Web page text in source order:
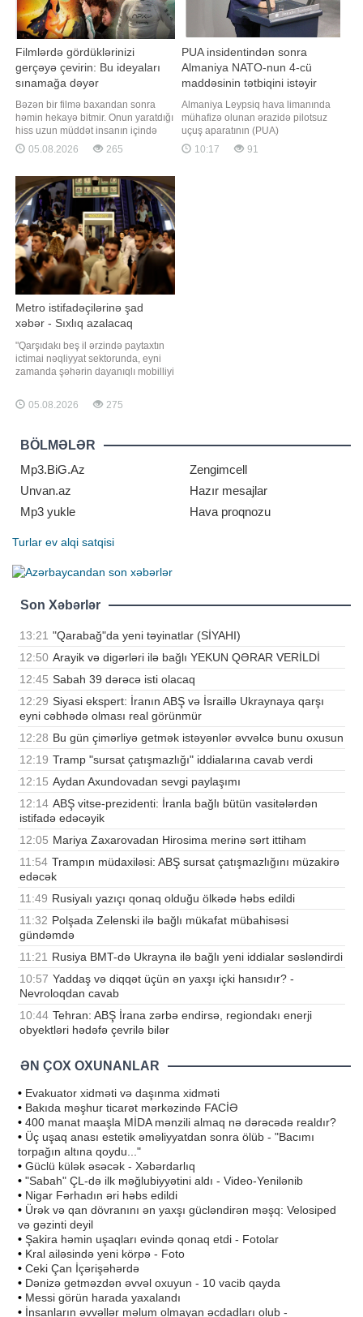
Filmlərdə gördüklərinizi
gerçəyə çevirin: Bu ideyaları
sınamağa dəyər
Bəzən bir filmə baxandan sonra
həmin hekayə bitmir. Onun yaratdığı
hiss uzun müddət insanın içində
qalır və "mən də bunu yaşamaq
istəyirəm" fikri yaranır. Romantik
və ya dostlarla çimərlik əyləncəsi.
Sevdiyiniz filmlərdən ilham alaraq
yay tətilindəki ad
05.08.2026 265
PUA insidentindən sonra
Almaniya NATO-nun 4-cü
maddəsinin tətbiqini istəyir
Almaniya Leypsiq hava limanında
mühafizə olunan ərazidə pilotsuz
uçuş aparatının (PUA)
aşkarlanmasından sonra NATO
Nizamnaməsinin 4-cü maddəsinə
10:17 91
Metro istifadəçilərinə şad
xəbər - Sıxlıq azalacaq
"Qarşıdakı beş il ərzində paytaxtın
ictimai nəqliyyat sektorunda, eyni
zamanda şəhərin dayanıqlı mobilliyi
yaranacaq". "Qafqazinfo" xəbər verir
ki, "Bakı Metropoliteni"nin mətbuat
Məmmədov jurnalistlərə
açıqlamasınd
05.08.2026 275
BÖLMƏLƏR
Mp3.BiG.Az
Zengimcell
Unvan.az
Hazır mesajlar
Mp3 yukle
Hava proqnozu
Turlar ev alqi satqisi
Son Xəbərlər
13:21 "Qarabağ"da yeni təyinatlar (SİYAHI)
12:50 Arayik və digərləri ilə bağlı YEKUN QƏRAR VERİLDİ
12:45 Sabah 39 dərəcə isti olacaq
12:29 Siyasi ekspert: İranın ABŞ və İsraillə Ukraynaya qarşı
eyni cəbhədə olması real görünmür
12:28 Bu gün çimərliyə getmək istəyənlər əvvəlcə bunu oxusun
12:19 Tramp "sursat çatışmazlığı" iddialarına cavab verdi
12:15 Aydan Axundovadan sevgi paylaşımı
12:14 ABŞ vitse-prezidenti: İranla bağlı bütün vasitələrdən
istifadə edəcəyik
12:05 Mariya Zaxarovadan Hirosima merinə sərt ittiham
11:54 Trampın müdaxiləsi: ABŞ sursat çatışmazlığını müzakirə
edəcək
11:49 Rusiyalı yazıçı qonaq olduğu ölkədə həbs edildi
11:32 Polşada Zelenski ilə bağlı mükafat mübahisəsi
gündəmdə
11:21 Rusiya BMT-də Ukrayna ilə bağlı yeni iddialar səsləndirdi
10:57 Yaddaş və diqqət üçün ən yaxşı içki hansıdır? -
Nevroloqdan cavab
10:44 Tehran: ABŞ İrana zərbə endirsə, regiondakı enerji
obyektləri hədəfə çevrilə bilər
ƏN ÇOX OXUNANLAR
• Evakuator xidməti və daşınma xidməti
• Bakıda məşhur ticarət mərkəzində FACİƏ
• 400 manat maaşla MİDA mənzili almaq nə dərəcədə realdır?
• Üç uşaq anası estetik əməliyyatdan sonra ölüb - "Bacımı
torpağın altına qoydu..."
• Güclü külək əsəcək - Xəbərdarlıq
• "Sabah" ÇL-də ilk məğlubiyyətini aldı - Video-Yenilənib
• Nigar Fərhadın əri həbs edildi
• Ürək və qan dövranını ən yaxşı gücləndirən məşq: Velosiped
və gəzinti deyil
• Şakira həmin uşaqları evində qonaq etdi - Fotolar
• Kral ailəsində yeni körpə - Foto
• Ceki Çan İçərişəhərdə
• Dənizə getməzdən əvvəl oxuyun - 10 vacib qayda
• Messi görün harada yaxalandı
• İnsanların əvvəllər məlum olmayan əcdadları olub -